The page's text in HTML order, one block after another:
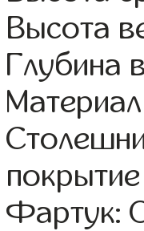
Высота
Глубина
Фартук: